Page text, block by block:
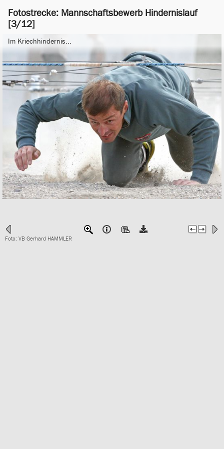
Fotostrecke: Mannschaftsbewerb Hindernislauf
[3/12]
Im Kriechhindernis...
Foto: VB Gerhard HAMMLER